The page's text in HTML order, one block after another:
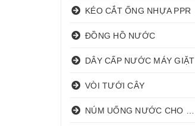
KÉO CẮT ỐNG NHỰA PPR
ĐỒNG HỒ NƯỚC
DÂY CẤP NƯỚC MÁY GIẶT
VÒI TƯỚI CÂY